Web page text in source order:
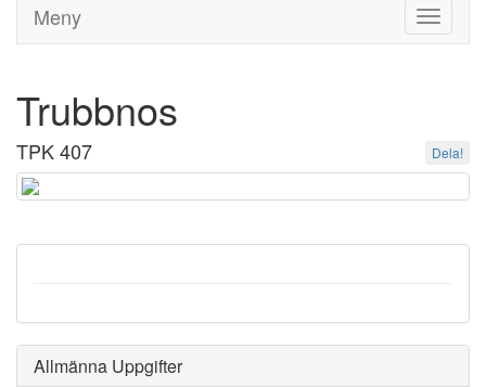
Toggle
Meny
Trubbnos
TPK 407 Dela!
Allmänna Uppgifter